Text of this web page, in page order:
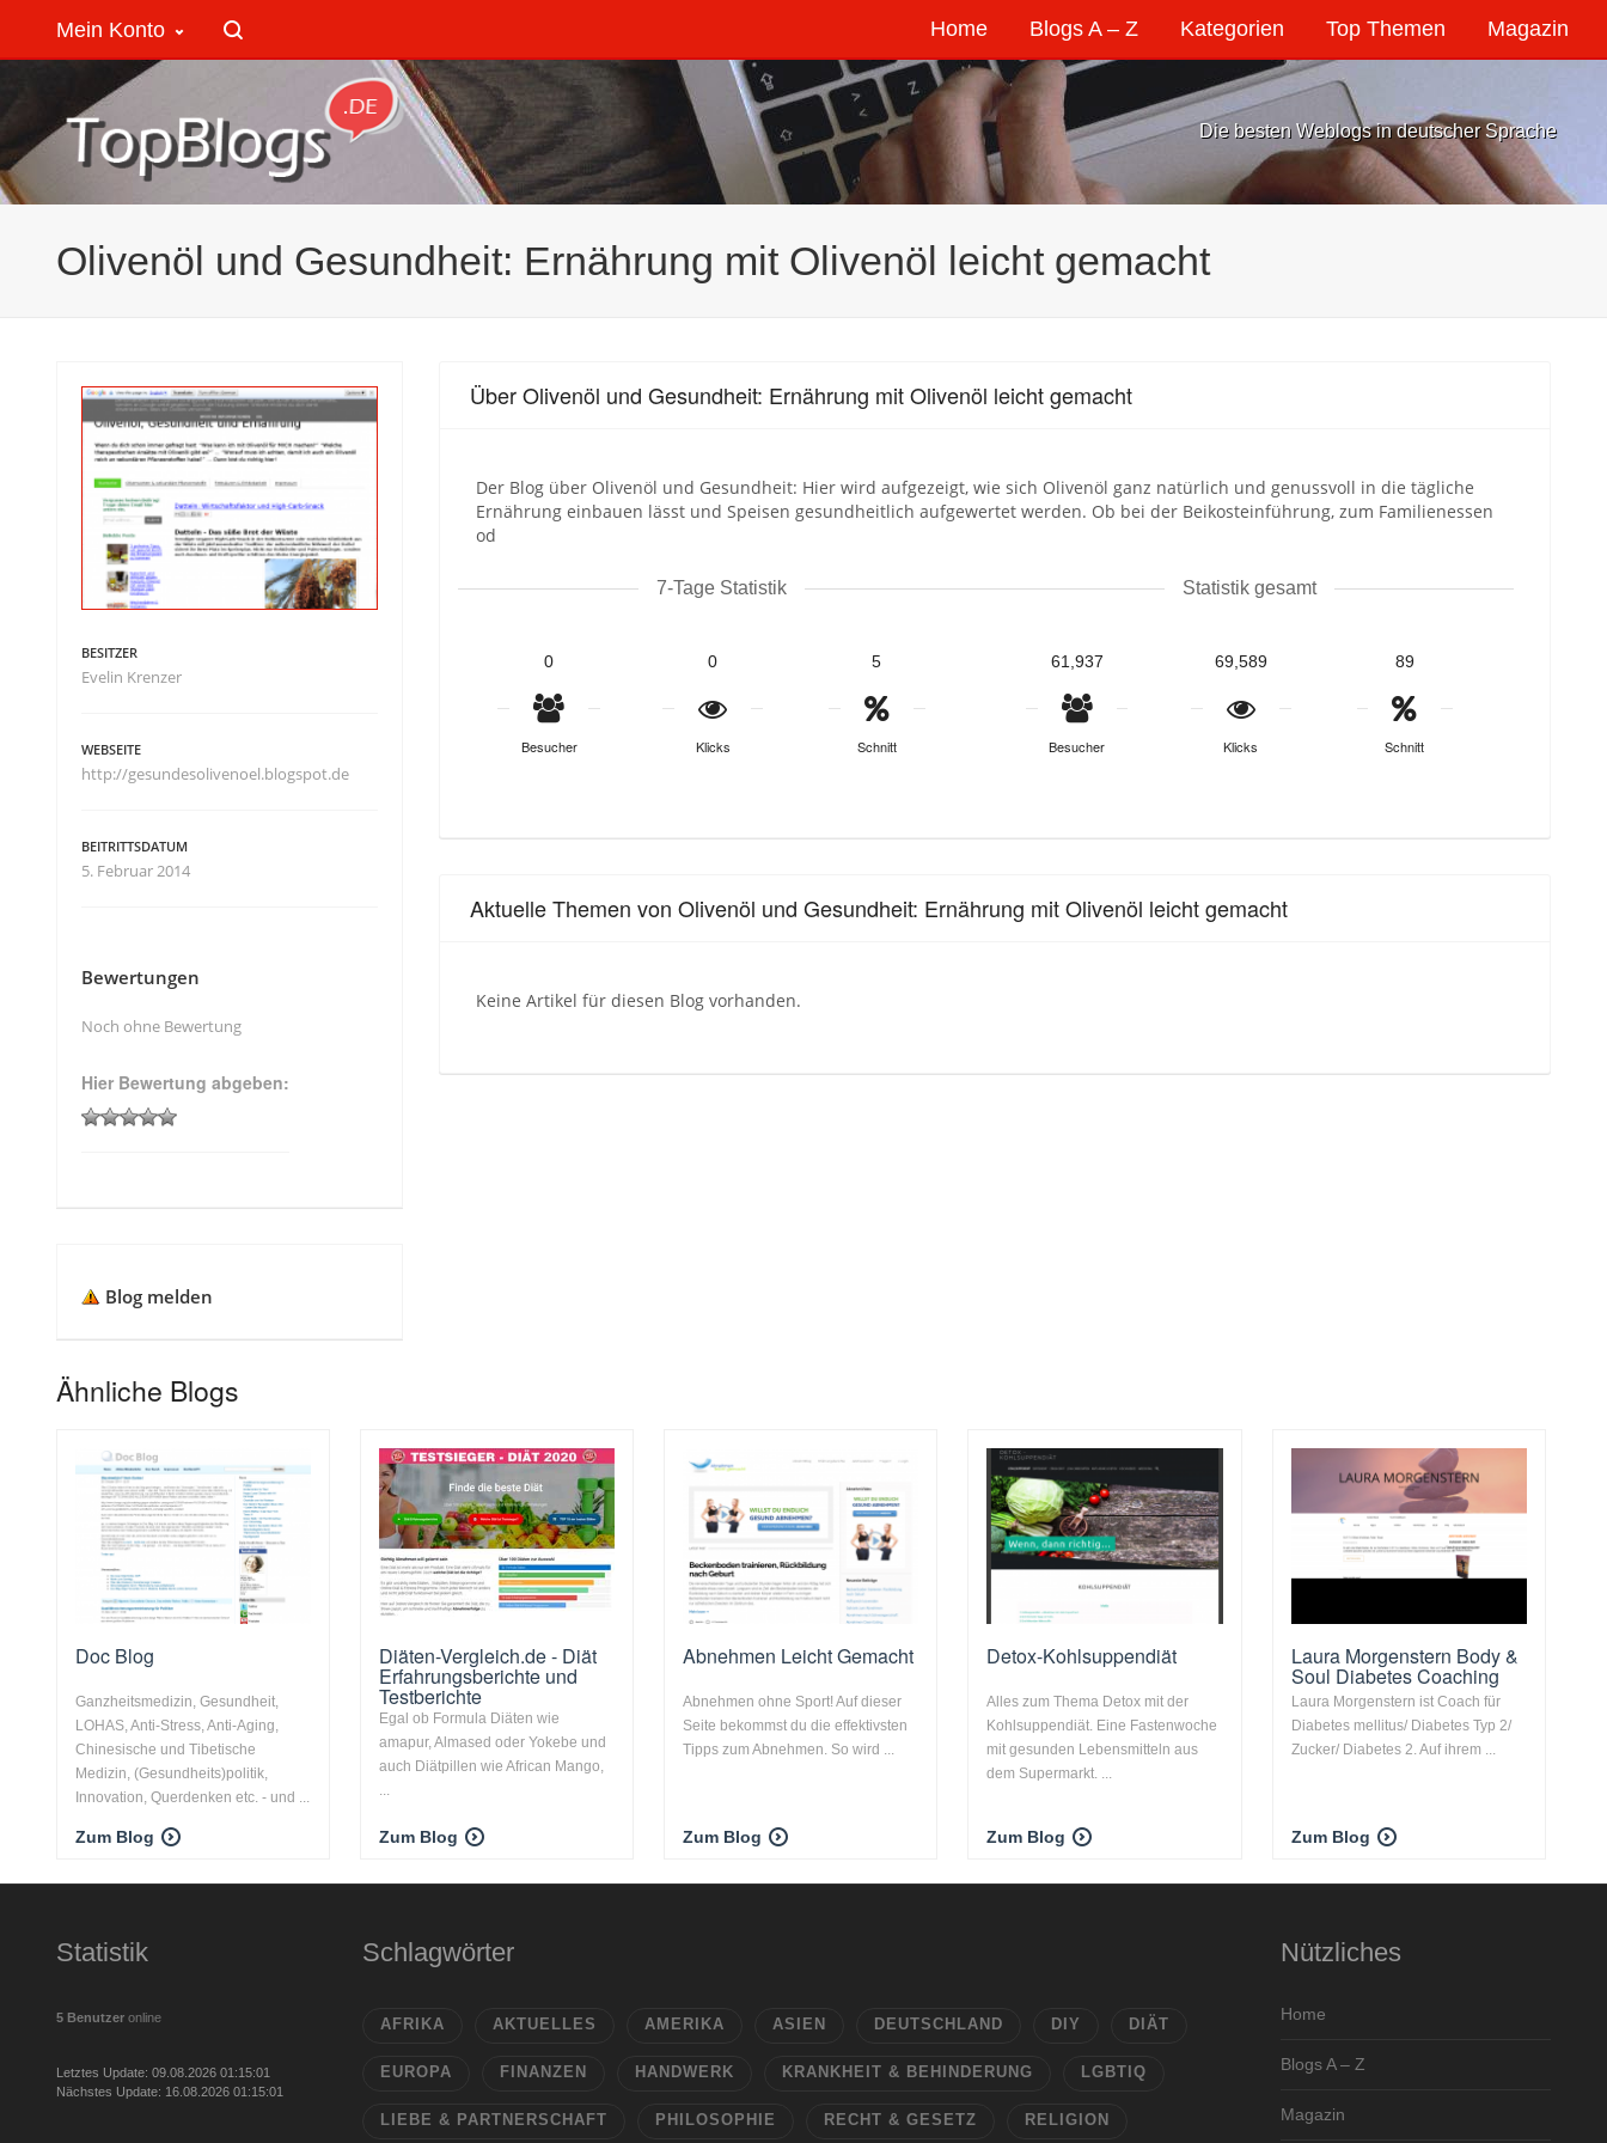
Home Blogs A – Z Kategorien Top Themen Magazin
Mein Konto
Die besten Weblogs in deutscher Sprache
Olivenöl und Gesundheit: Ernährung mit Olivenöl leicht gemacht
Über Olivenöl und Gesundheit: Ernährung mit Olivenöl leicht gemacht
Der Blog über Olivenöl und Gesundheit: Hier wird aufgezeigt, wie sich Olivenöl ganz natürlich und genussvoll in die tägliche
Ernährung einbauen lässt und Speisen gesundheitlich aufgewertet werden. Ob bei der Beikosteinführung, zum Familienessen
od
7-Tage Statistik
0
Besucher
0
Klicks
5
Schnitt
Statistik gesamt
61,937
Besucher
69,589
Klicks
89
Schnitt
Aktuelle Themen von Olivenöl und Gesundheit: Ernährung mit Olivenöl leicht gemacht
Keine Artikel für diesen Blog vorhanden.
BESITZER
Evelin Krenzer
WEBSEITE
http://gesundesolivenoel.blogspot.de
BEITRITTSDATUM
5. Februar 2014
Bewertungen
Noch ohne Bewertung
Hier Bewertung abgeben:
Blog melden
Ähnliche Blogs
Doc Blog
Ganzheitsmedizin, Gesundheit,
LOHAS, Anti-Stress, Anti-Aging,
Chinesische und Tibetische
Medizin, (Gesundheits)politik,
Innovation, Querdenken etc. - und ...
Zum Blog
Diäten-Vergleich.de - Diät
Erfahrungsberichte und
Testberichte
Egal ob Formula Diäten wie
amapur, Almased oder Yokebe und
auch Diätpillen wie African Mango,
...
Zum Blog
Abnehmen Leicht Gemacht
Abnehmen ohne Sport! Auf dieser
Seite bekommst du die effektivsten
Tipps zum Abnehmen. So wird ...
Zum Blog
Detox-Kohlsuppendiät
Alles zum Thema Detox mit der
Kohlsuppendiät. Eine Fastenwoche
mit gesunden Lebensmitteln aus
dem Supermarkt. ...
Zum Blog
Laura Morgenstern Body &
Soul Diabetes Coaching
Laura Morgenstern ist Coach für
Diabetes mellitus/ Diabetes Typ 2/
Zucker/ Diabetes 2. Auf ihrem ...
Zum Blog
Statistik
5 Benutzer online
Letztes Update: 09.08.2026 01:15:01
Nächstes Update: 16.08.2026 01:15:01
Schlagwörter
AFRIKA AKTUELLES AMERIKA ASIEN DEUTSCHLAND DIY DIÄT
EUROPA FINANZEN HANDWERK KRANKHEIT & BEHINDERUNG LGBTIQ
LIEBE & PARTNERSCHAFT PHILOSOPHIE RECHT & GESETZ RELIGION
Nützliches
Home
Blogs A – Z
Magazin